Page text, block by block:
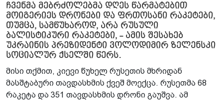
ჩვენმა მებრძოლებმა დღეს წარმატებით
მოიგერიეს დრონები და ფრთოსანი რაკეტები,
თუმცა, სამწუხაროდ, არა რუსული
ბალისტიკური რაკეტები, - ამის შესახებ
უკრაინის პრეზიდენტი ვოლოდიმირ ზელენსკი
სოციალურ ქსელში წერს.
მისი თქმით, კიევი წუხელ რუსეთის მხრიდან
მასშტაბური თავდასხმის ქვეშ მოექცა. რუსეთმა 68
რაკეტა და 351 თავდასხმის დრონი გაუშვა. ამ